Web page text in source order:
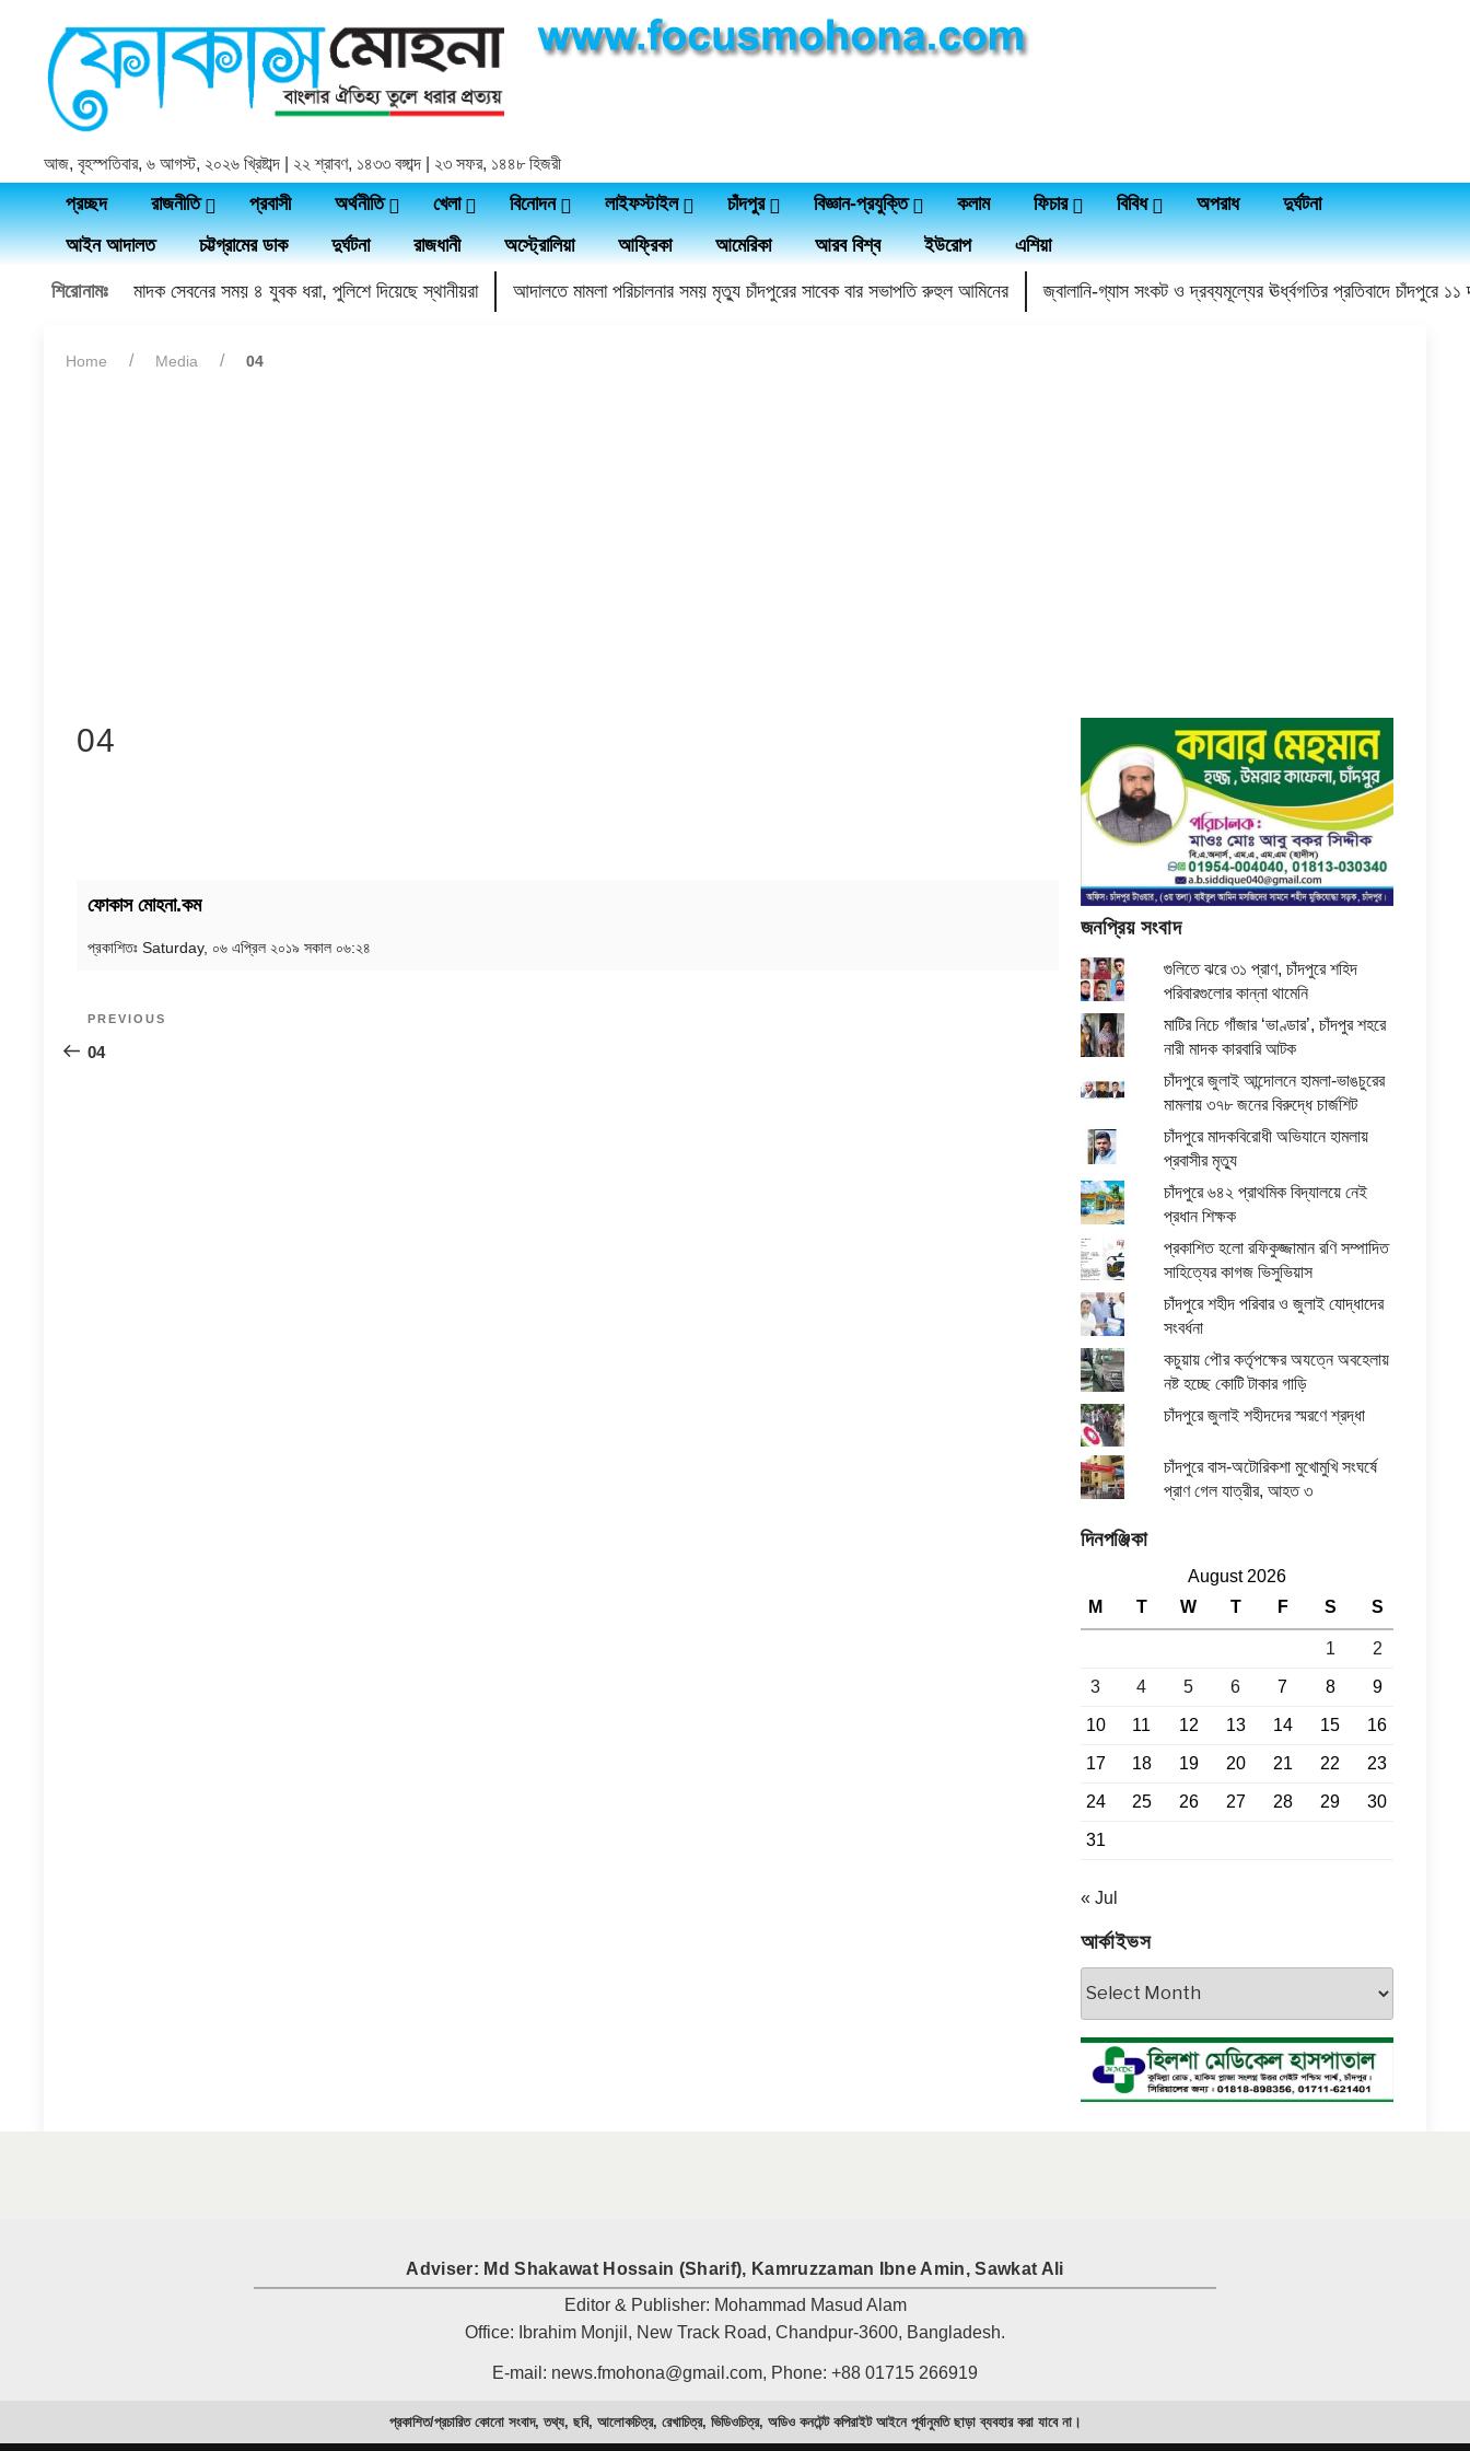
আজ, বৃহস্পতিবার, ৬ আগস্ট, ২০২৬ খ্রিষ্টাব্দ | ২২ শ্রাবণ, ১৪৩৩ বঙ্গাব্দ | ২৩ সফর, ১৪৪৮ হিজরী
প্রচ্ছদ রাজনীতি প্রবাসী অর্থনীতি খেলা বিনোদন লাইফস্টাইল চাঁদপুর বিজ্ঞান-প্রযুক্তি কলাম ফিচার বিবিধ অপরাধ
দুর্ঘটনা
আইন আদালত
চট্টগ্রামের ডাক দুর্ঘটনা রাজধানী অস্ট্রোলিয়া আফ্রিকা আমেরিকা আরব বিশ্ব ইউরোপ এশিয়া
শিরোনামঃ মাদক সেবনের সময় ৪ যুবক ধরা, পুলিশে দিয়েছে স্থানীয়রা আদালতে মামলা পরিচালনার সময় মৃত্যু চাঁদপুরের সাবেক বার সভাপতি রুহুল আমিনের জ্বালানি-গ্যাস সংকট ও দ্রব্যমূল্যের ঊর্ধ্বগতির প্রতিবাদে চাঁদপুরে ১১
Home Media 04
04
ফোকাস মোহনা.কম
প্রকাশিতঃ Saturday, ০৬ এপ্রিল ২০১৯ সকাল ০৬:২৪
Previous
Post
PREVIOUS
04
জনপ্রিয় সংবাদ
গুলিতে ঝরে ৩১ প্রাণ, চাঁদপুরে শহিদ
পরিবারগুলোর কান্না থামেনি
মাটির নিচে গাঁজার ‘ভাণ্ডার’, চাঁদপুর শহরে
নারী মাদক কারবারি আটক
চাঁদপুরে জুলাই আন্দোলনে হামলা-ভাঙচুরের
মামলায় ৩৭৮ জনের বিরুদ্ধে চার্জশিট
চাঁদপুরে মাদকবিরোধী অভিযানে হামলায়
প্রবাসীর মৃত্যু
চাঁদপুরে ৬৪২ প্রাথমিক বিদ্যালয়ে নেই
প্রধান শিক্ষক
প্রকাশিত হলো রফিকুজ্জামান রণি সম্পাদিত
সাহিত্যের কাগজ ভিসুভিয়াস
চাঁদপুরে শহীদ পরিবার ও জুলাই যোদ্ধাদের
সংবর্ধনা
কচুয়ায় পৌর কর্তৃপক্ষের অযত্নে অবহেলায়
নষ্ট হচ্ছে কোটি টাকার গাড়ি
চাঁদপুরে জুলাই শহীদদের স্মরণে শ্রদ্ধা
চাঁদপুরে বাস-অটোরিকশা মুখোমুখি সংঘর্ষে
প্রাণ গেল যাত্রীর, আহত ৩
দিনপঞ্জিকা
August 2026
M
T W T F S S
1 2
3 4 5 6 7 8 9
10 11 12 13 14 15 16
17 18 19 20 21 22 23
24 25 26 27 28 29 30
31
« Jul
আর্কাইভস
Adviser: Md Shakawat Hossain (Sharif), Kamruzzaman Ibne Amin, Sawkat Ali
Editor & Publisher: Mohammad Masud Alam
Office: Ibrahim Monjil, New Track Road, Chandpur-3600, Bangladesh.
E-mail: news.fmohona@gmail.com, Phone: +88 01715 266919
প্রকাশিত/প্রচারিত কোনো সংবাদ, তথ্য, ছবি, আলোকচিত্র, রেখাচিত্র, ভিডিওচিত্র, অডিও কনটেন্ট কপিরাইট আইনে পূর্বানুমতি ছাড়া ব্যবহার করা যাবে না।